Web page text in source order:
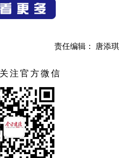
医保政策、农业技能等方面的新
放宣传手册与资料，以提高全民
责任编辑： 唐添琪
注官方微信